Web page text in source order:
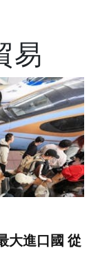
易
大進口國 從